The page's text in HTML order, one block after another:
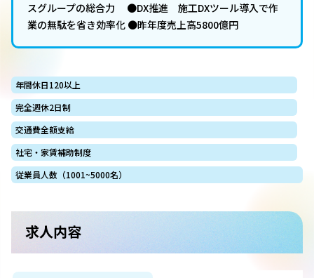
スグループの総合力 ●DX推進 施工DXツール導入で作
業の無駄を省き効率化 ●昨年度売上高5800億円
年間休日120以上
完全週休2日制
交通費全額支給
社宅・家賃補助制度
従業員人数（1001~5000名）
求人内容